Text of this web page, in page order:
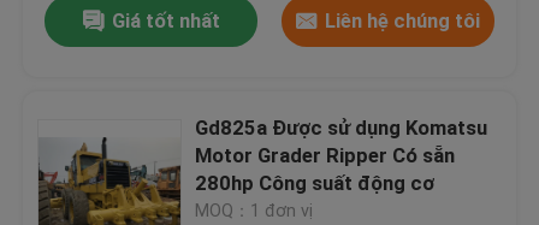
Tham quan nhà máy
Liên hệ chúng tôi
Giá tốt nhất Liên hệ chúng tôi
Gd825a Được sử dụng Komatsu
Motor Grader Ripper Có sẵn
280hp Công suất động cơ
MOQ：1 đơn vị